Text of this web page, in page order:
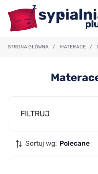
STRONA GŁÓWNA / MATERACE /
FILTRUJ
Sortuj wg: Polecane